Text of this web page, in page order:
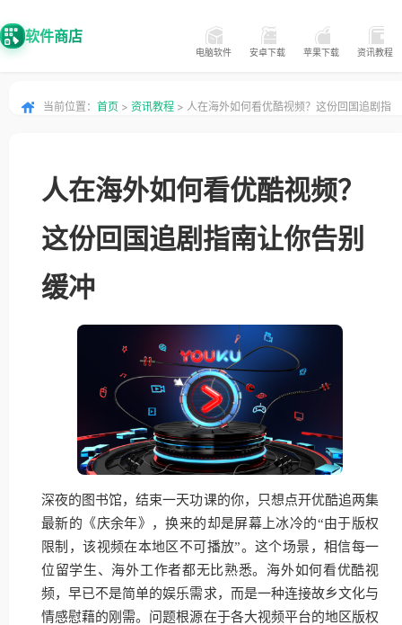
软件商店
电脑软件 安卓下载 苹果下载 资讯教程
当前位置： 首页 > 资讯教程 > 人在海外如何看优酷视频？这份回国追剧指
人在海外如何看优酷视频？
这份回国追剧指南让你告别
缓冲
深夜的图书馆，结束一天功课的你，只想点开优酷追两集
最新的《庆余年》，换来的却是屏幕上冰冷的“由于版权
限制，该视频在本地区不可播放”。这个场景，相信每一
位留学生、海外工作者都无比熟悉。海外如何看优酷视
频，早已不是简单的娱乐需求，而是一种连接故乡文化与
情感慰藉的刚需。问题根源在于各大视频平台的地区版权